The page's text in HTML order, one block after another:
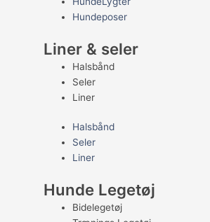
Hundeposer
Liner & seler
Halsbånd
Seler
Liner
Halsbånd
Seler
Liner
Hunde Legetøj
Bidelegetøj